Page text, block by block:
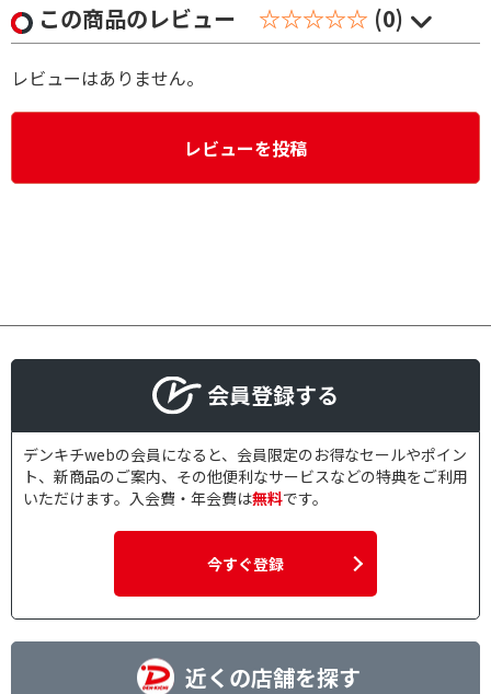
この商品のレビュー ☆☆☆☆☆ (0)
レビューはありません。
レビューを投稿
会員登録する
デンキチwebの会員になると、会員限定のお得なセールやポイン
ト、新商品のご案内、その他便利なサービスなどの特典をご利用
いただけます。入会費・年会費は無料です。
今すぐ登録
近くの店舗を探す